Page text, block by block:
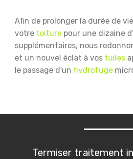
Afin de prolonger la durée de
votre toiture pour une dizaine
supplémentaires, nous
et un nouvel éclat à vos tuiles
le passage d'un hydrofuge
Termiser traitement